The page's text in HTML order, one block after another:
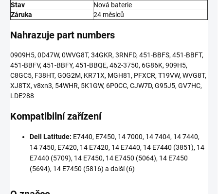
Stav
Nová baterie
Záruka
24 měsíců
Nahrazuje part numbers
0909H5, 0D47W, 0WVG8T, 34GKR, 3RNFD, 451-BBFS, 451-BBFT,
451-BBFV, 451-BBFY, 451-BBQE, 462-3750, 6G86K, 909H5,
C8GC5, F38HT, G0G2M, KR71X, MGH81, PFXCR, T19VW, WVG8T,
XJ8TX, v8xn3, 54WHR, 5K1GW, 6P0CC, CJW7D, G95J5, GV7HC,
LDE288
Kompatibilní zařízení
Dell Latitude: E7440, E7450, 14 7000, 14 7404, 14 7440,
14 7450, E7420, 14 E7420, 14 E7440, 14 E7440 (3851), 14
E7440 (5709), 14 E7450, 14 E7450 (5064), 14 E7450
(5694), 14 E7450 (5816) a další (6)